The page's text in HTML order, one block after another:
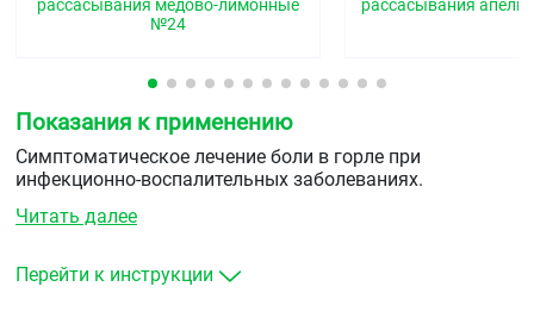
рассасывания медово-лимонные
№24
рассасывания
Показания к применению
Симптоматическое лечение боли в горле при
инфекционно-воспалительных заболеваниях.
Читать далее
Перейти к инструкции